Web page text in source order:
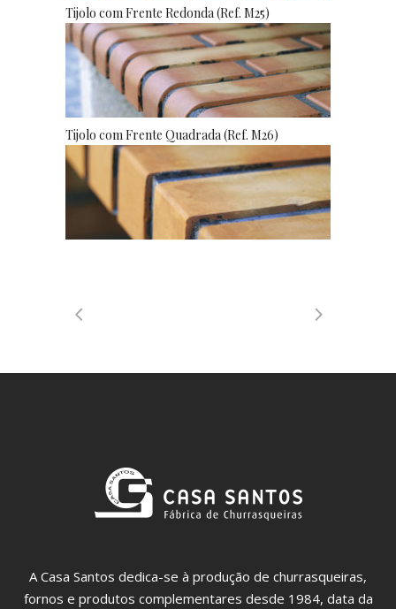
Tijolo com Frente Redonda (Ref. M25)
Tijolo com Frente Quadrada (Ref. M26)
A Casa Santos dedica-se à produção de churrasqueiras,
fornos e produtos complementares desde 1984, data da